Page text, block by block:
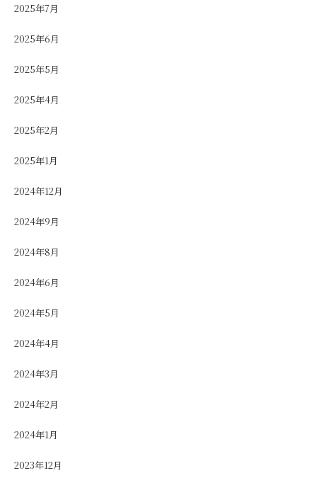
2025年7月
2025年6月
2025年5月
2025年4月
2025年2月
2025年1月
2024年12月
2024年9月
2024年8月
2024年6月
2024年5月
2024年4月
2024年3月
2024年2月
2024年1月
2023年12月